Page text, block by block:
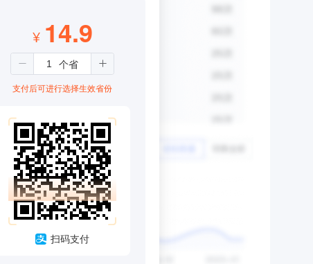
¥ 14.9
支付后可进行选择生效省份
扫码支付